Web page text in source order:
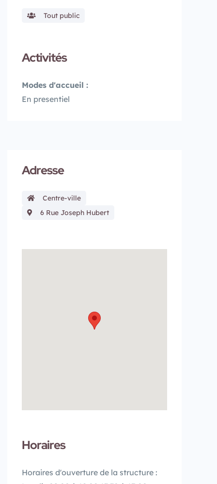
Tout public
Activités
Modes d'accueil :
En presentiel
Adresse
Centre-ville
6 Rue Joseph Hubert
Horaires
Horaires d'ouverture de la structure :